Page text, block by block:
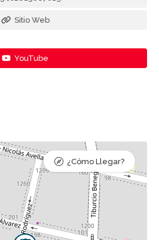
Sitio Web
YouTube
¿Cómo Llegar?